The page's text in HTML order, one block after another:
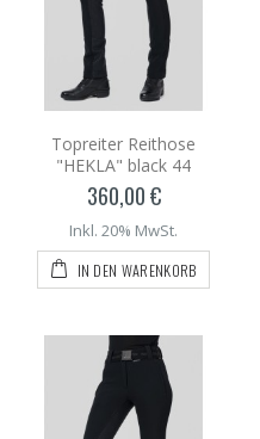
Topreiter Reithose
"HEKLA" black 44
360,00 €
Inkl. 20% MwSt.
IN DEN WARENKORB